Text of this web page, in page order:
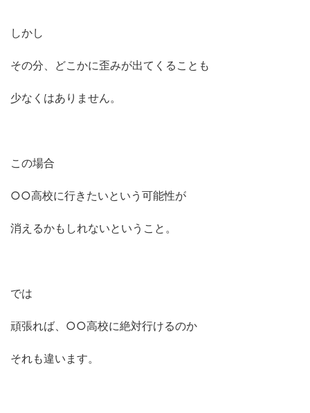
しかし
その分、どこかに歪みが出てくることも
少なくはありません。
この場合
○○高校に行きたいという可能性が
消えるかもしれないということ。
では
頑張れば、○○高校に絶対行けるのか
それも違います。